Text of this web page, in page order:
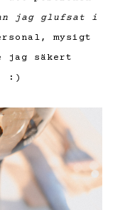
jag glufsat i
mysigt
jag säkert
:)